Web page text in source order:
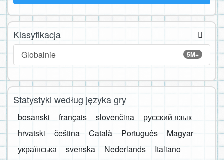
Klasyfikacja
5M+
Globalnie
Statystyki według języka gry
bosanski français slovenčina
русский язык
hrvatski
čeština Català Português
Magyar
українська
svenska Nederlands
Italiano